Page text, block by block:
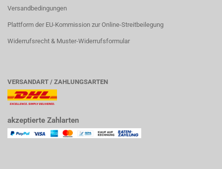
Versandbedingungen
Plattform der EU-Kommission zur Online-Streitbeilegung
Widerrufsrecht & Muster-Widerrufsformular
VERSANDART / ZAHLUNGSARTEN
akzeptierte Zahlarten